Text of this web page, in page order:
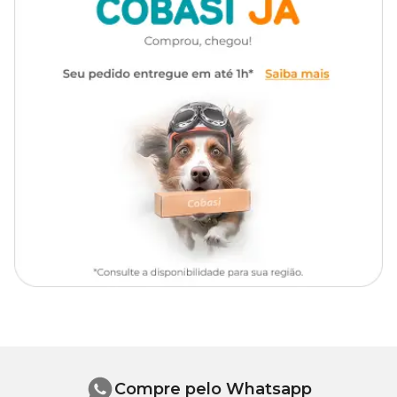
Aromatizante Com aromatizante
você encontra aRação Extrusada para Jabuti Megazoo com
especial. Compre pelo site, app ou venha nos visitar em
Quantidade recomendada
Fornecer à vontade, como única fonte de alimentação ou com no
máximo, 30 % de vegetais frescos.
Durante o inverno ou em dias muito frios o consumo deve ser
drasticamente reduzido exceto se o jabuti for mantido sob
É fundamental que haja um período de adaptação quando for
apresentar o alimento pela primeira vez. Nesse período, aconselha-
se fornecer este produto misturado à alimentação habitual,
especialmente se ela for composta de vegetais frescos. Sugere-se
Compre pelo Whatsapp